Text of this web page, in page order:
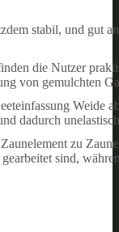
stabil, und gut
die Nutzer
von gemulchten
Weide
dadurch
zu
sind,